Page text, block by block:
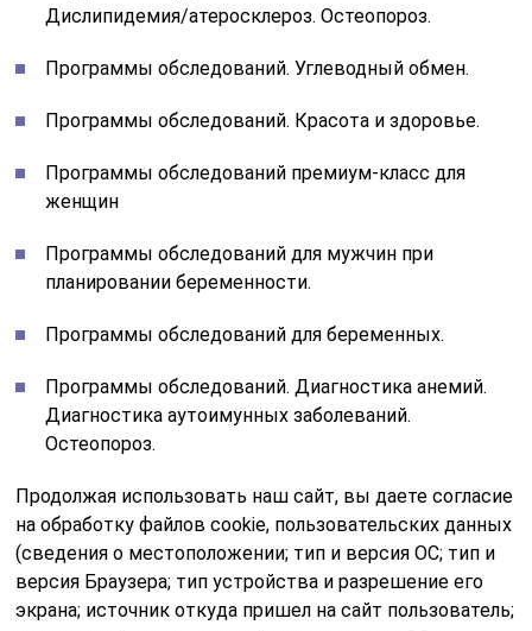
Дислипидемия/атеросклероз. Остеопороз.
Программы обследований. Углеводный обмен.
Программы обследований. Красота и здоровье.
Программы обследований премиум-класс для
женщин
Программы обследований для мужчин при
планировании беременности.
Программы обследований для беременных.
Программы обследований. Диагностика анемий.
Диагностика аутоимунных заболеваний.
Остеопороз.
Продолжая использовать наш сайт, вы даете согласие
на обработку файлов cookie, пользовательских данных
(сведения о местоположении; тип и версия ОС; тип и
версия Браузера; тип устройства и разрешение его
экрана; источник откуда пришел на сайт пользователь;